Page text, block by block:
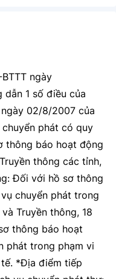
ngày
dẫn 1 số điều của
02/8/2007 của
phát có quy
thông báo hoạt động
thông các tỉnh,
Đối với hồ sơ thông
chuyển phát trong
Truyền thông, 18
thông báo hoạt
phát trong phạm vi
*Địa điểm tiếp